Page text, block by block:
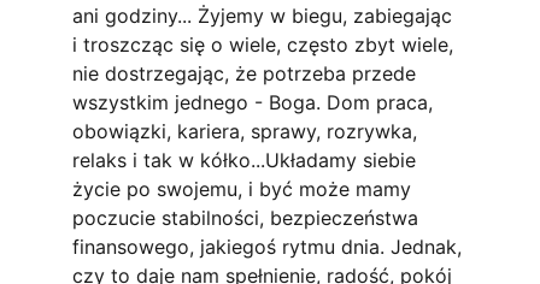
ani godziny... Żyjemy w biegu, zabiegając
i troszcząc się o wiele, często zbyt wiele,
nie dostrzegając, że potrzeba przede
wszystkim jednego - Boga. Dom praca,
obowiązki, kariera, sprawy, rozrywka,
relaks i tak w kółko...Układamy siebie
życie po swojemu, i być może mamy
poczucie stabilności, bezpieczeństwa
finansowego, jakiegoś rytmu dnia. Jednak,
czy to daje nam spełnienie, radość, pokój